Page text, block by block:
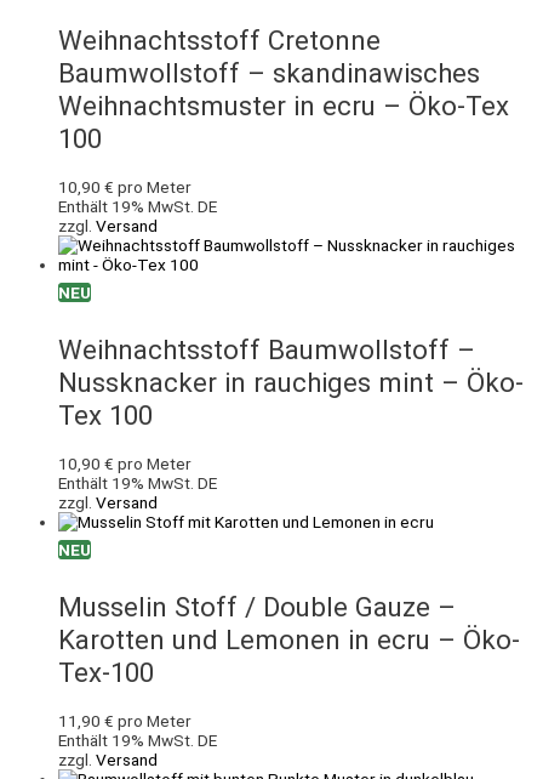
Weihnachtsstoff Cretonne
Baumwollstoff – skandinawisches
Weihnachtsmuster in ecru – Öko-Tex
100
10,90 € pro Meter
Enthält 19% MwSt. DE
zzgl. Versand
NEU
Weihnachtsstoff Baumwollstoff –
Nussknacker in rauchiges mint – Öko-
Tex 100
10,90 € pro Meter
Enthält 19% MwSt. DE
zzgl. Versand
NEU
Musselin Stoff / Double Gauze –
Karotten und Lemonen in ecru – Öko-
Tex-100
11,90 € pro Meter
Enthält 19% MwSt. DE
zzgl. Versand